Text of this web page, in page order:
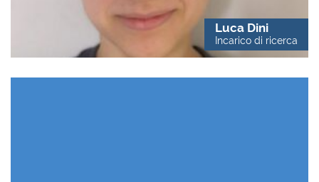
Luca Dini
Incarico di ricerca